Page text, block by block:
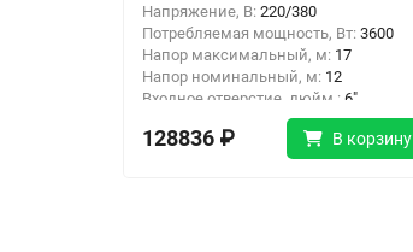
Напряжение, В: 220/380
Потребляемая мощность, Вт: 3600
Напор максимальный, м: 17
Напор номинальный, м: 12
Входное отверстие, дюйм : 6"
Выходное отверстие, дюйм:4"
128836 ₽ В корзину